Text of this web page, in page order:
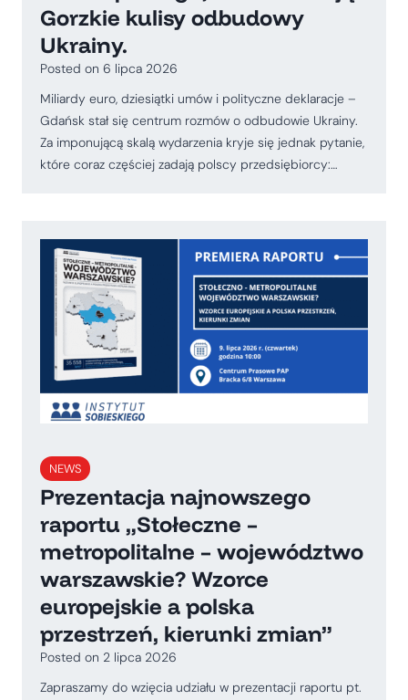
Gorzkie kulisy odbudowy
Ukrainy.
Posted on 6 lipca 2026
Miliardy euro, dziesiątki umów i polityczne deklaracje –
Gdańsk stał się centrum rozmów o odbudowie Ukrainy.
Za imponującą skalą wydarzenia kryje się jednak pytanie,
które coraz częściej zadają polscy przedsiębiorcy:…
NEWS
Prezentacja najnowszego
raportu „Stołeczne –
metropolitalne – województwo
warszawskie? Wzorce
europejskie a polska
przestrzeń, kierunki zmian”
Posted on 2 lipca 2026
Zapraszamy do wzięcia udziału w prezentacji raportu pt.